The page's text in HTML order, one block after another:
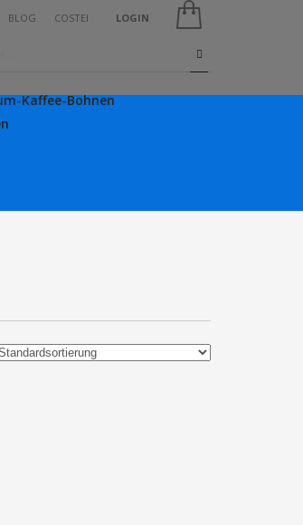
BLOG COSTEI LOGIN
Kaffee-Bohnen